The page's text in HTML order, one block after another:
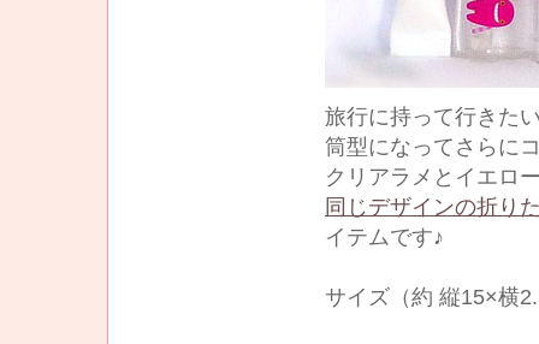
旅行に持って行きた
筒型になってさらに
クリアラメとイエロ
同じデザインの折り
イテムです♪
サイズ（約 縦15×横